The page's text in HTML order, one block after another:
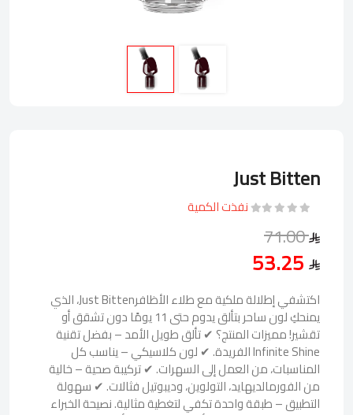
Just Bitten
نفذت الكمية
71.00
اكتشفي إطلالة ملكية مع طلاء الأظافرJust Bitten، الذي
يمنحكِ لون ساحر بتألق يدوم حتى 11 يومًا دون تشقق أو
تقشير! مميزات المنتج؟ ✔ تألق طويل الأمد – بفضل تقنية
Infinite Shine الفريدة. ✔ لون كلاسيكي – يناسب كل
المناسبات، من العمل إلى السهرات. ✔ تركيبة صحية – خالية
من الفورمالديهايد، التولوين، وديبوتيل فثالات. ✔ سهولة
التطبيق – طبقة واحدة تكفي لتغطية مثالية. نصيحة الخبراء